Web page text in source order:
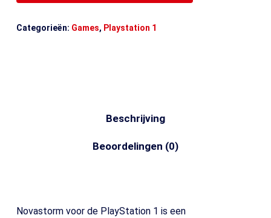
Categorieën: Games, Playstation 1
Beschrijving
Beoordelingen (0)
Novastorm voor de PlayStation 1 is een